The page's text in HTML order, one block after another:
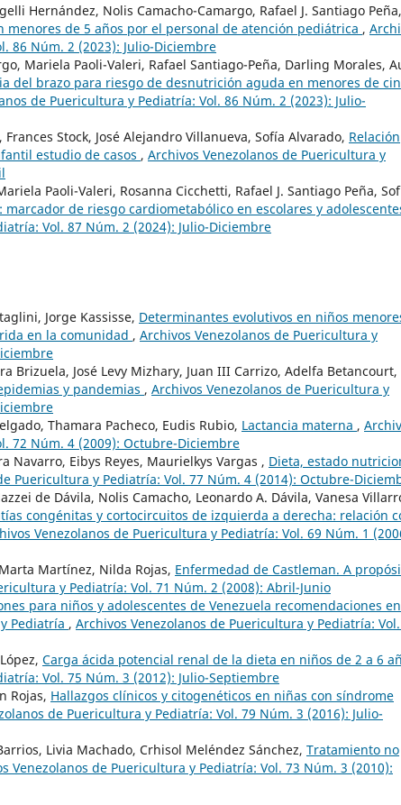
Hernández, Nolis Camacho-Camargo, Rafael J. Santiago Peña,
de 5 años por el personal de atención pediátrica ,
86 Núm. 2 (2023): Julio-Diciembre
Mariela Paoli-Valeri, Rafael Santiago-Peña, Darling Morales,
del brazo para riesgo de desnutrición aguda en menores de
de Puericultura y Pediatría: Vol. 86 Núm. 2 (2023): Julio-
Stock, José Alejandro Villanueva, Sofía Alvarado, Relación
estudio de casos , Archivos Venezolanos de Puericultura y
Paoli-Valeri, Rosanna Cicchetti, Rafael J. Santiago Peña,
de riesgo cardiometabólico en escolares y
Vol. 87 Núm. 2 (2024): Julio-Diciembre
Jorge Kassisse, Determinantes evolutivos en niños
en la comunidad , Archivos Venezolanos de Puericultura y
Brizuela, José Levy Mizhary, Juan III Carrizo, Adelfa Betancourt,
y pandemias , Archivos Venezolanos de Puericultura y
Thamara Pacheco, Eudis Rubio, Lactancia materna ,
72 Núm. 4 (2009): Octubre-Diciembre
Navarro, Eibys Reyes, Maurielkys Vargas , Dieta, estado
Puericultura y Pediatría: Vol. 77 Núm. 4 (2014): Octubre-
de Dávila, Nolis Camacho, Leonardo A. Dávila, Vanesa
congénitas y cortocircuitos de izquierda a derecha: relación
Venezolanos de Puericultura y Pediatría: Vol. 69 Núm. 1
Martínez, Nilda Rojas, Enfermedad de Castleman. A
y Pediatría: Vol. 71 Núm. 2 (2008): Abril-Junio
para niños y adolescentes de Venezuela recomendaciones
Pediatría , Archivos Venezolanos de Puericultura y Pediatría:
Carga ácida potencial renal de la dieta en niños de 2 a 6
Vol. 75 Núm. 3 (2012): Julio-Septiembre
Rojas, Hallazgos clínicos y citogenéticos en niñas con síndrome
de Puericultura y Pediatría: Vol. 79 Núm. 3 (2016): Julio-
Livia Machado, Crhisol Meléndez Sánchez, Tratamiento no
Venezolanos de Puericultura y Pediatría: Vol. 73 Núm. 3 (2010):